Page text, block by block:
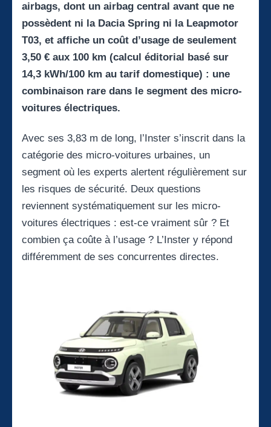
airbags, dont un airbag central avant que ne
possèdent ni la Dacia Spring ni la Leapmotor
T03, et affiche un coût d’usage de seulement
3,50 € aux 100 km (calcul éditorial basé sur
14,3 kWh/100 km au tarif domestique) : une
combinaison rare dans le segment des micro-
voitures électriques.
Avec ses 3,83 m de long, l’Inster s’inscrit dans la
catégorie des micro-voitures urbaines, un
segment où les experts alertent régulièrement sur
les risques de sécurité. Deux questions
reviennent systématiquement sur les micro-
voitures électriques : est-ce vraiment sûr ? Et
combien ça coûte à l’usage ? L’Inster y répond
différemment de ses concurrentes directes.